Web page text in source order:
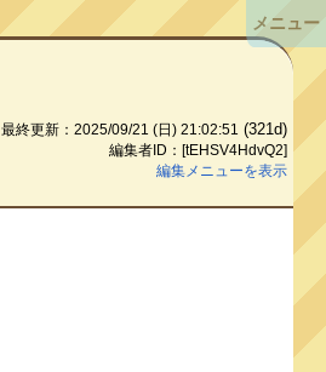
最終更新：2025/09/21 (日) 21:02:51 (321d)
編集者ID：[tEHSV4HdvQ2]
編集メニューを表示
メニュー